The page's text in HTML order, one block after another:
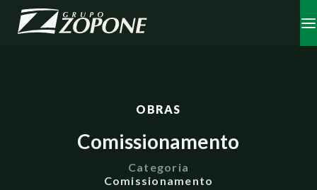
OBRAS
Comissionamento
Categoria
Comissionamento